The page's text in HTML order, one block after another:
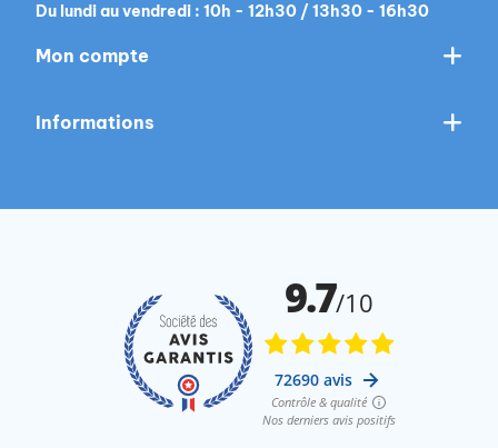
Du lundi au vendredi : 10h - 12h30 / 13h30 - 16h30
Mon compte
Informations